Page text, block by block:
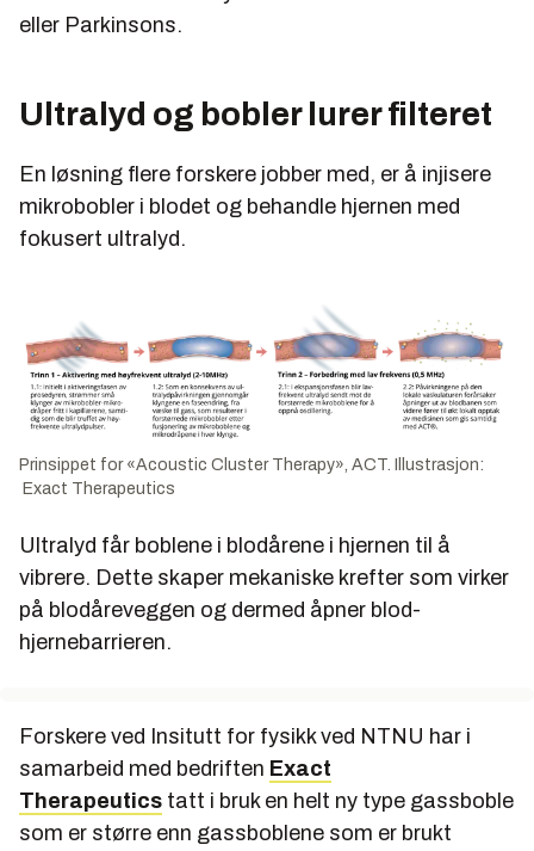
eller Parkinsons.
Ultralyd og bobler lurer filteret
En løsning flere forskere jobber med, er å injisere
mikrobobler i blodet og behandle hjernen med
fokusert ultralyd.
Prinsippet for «Acoustic Cluster Therapy», ACT. Illustrasjon:
Exact Therapeutics
Ultralyd får boblene i blodårene i hjernen til å
vibrere. Dette skaper mekaniske krefter som virker
på blodåreveggen og dermed åpner blod-
hjernebarrieren.
Forskere ved Insitutt for fysikk ved NTNU har i
samarbeid med bedriften Exact
Therapeutics tatt i bruk en helt ny type gassboble
som er større enn gassboblene som er brukt